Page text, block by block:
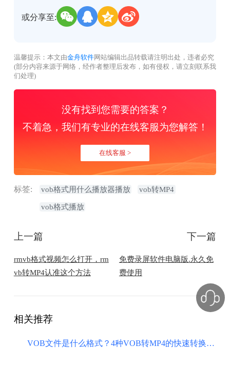
或分享至:
温馨提示：本文由金舟软件网站编辑出品转载请注明出处，违者必究
(部分内容来源于网络，经作者整理后发布，如有侵权，请立刻联系我
们处理)
没有找到您需要的答案？
不着急，我们有专业的在线客服为您解答！
在线客服 >
标签: vob格式用什么播放器播放 vob转MP4
vob格式播放
上一篇
rmvb格式视频怎么打开，rm
vb转MP4认准这个方法
下一篇
免费录屏软件电脑版.永久免
费使用
相关推荐
VOB文件是什么格式？4种VOB转MP4的快速转换方法（附打开方式）